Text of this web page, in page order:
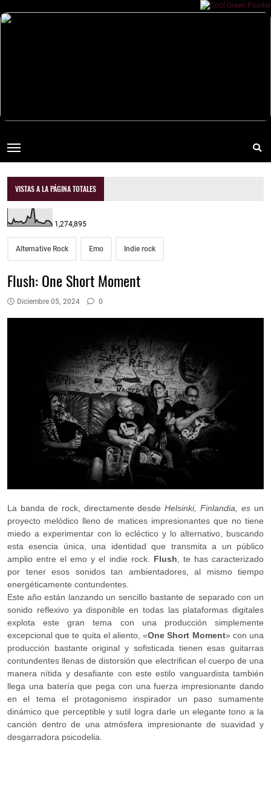
VISTAS A LA PÁGINA TOTALES
1,274,895
Alternative Rock Emo Indie rock
Flush: One Short Moment
Diciembre 05, 2024 0
La banda de rock, directamente desdeHelsinki, Finlandia, es un
proyecto melódico lleno de matices impresionantes que no tiene
miedo a experimentar con lo ecléctico y lo alternativo, buscando
esta esencia única, una identidad que transmita a un público
amplio entre el emo y el indie rock. Flush , te has caracterizado
por tener esos sonidos tan ambientadores, al mismo tiempo
energéticamente contundentes.
Este año están lanzando un sencillo bastante de separado con un
sonido reflexivo ya disponible en todas las plataformas digitales
explota este gran tema con una producción simplemente
excepcional que te quita el aliento, «One Short Moment» con una
producción bastante original y sofisticada tienen esas guitarras
contundentes llenas de distorsión que electrifican el cuerpo de una
manera nítida y desafiante con este estilo vanguardista también
llega una batería que pega con una fuerza impresionante dando
en el tema el protagonismo inspirador un paso sumamente
dinámico que perceptible y sutil logra darle un elegante tono a la
canción dentro de una atmósfera impresionante de suavidad y
desgarradora psicodelia.